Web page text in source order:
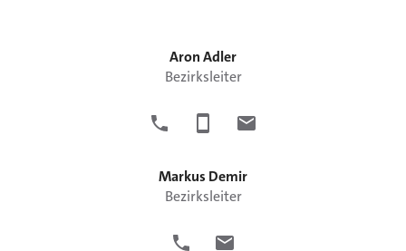
AronAdler
Bezirksleiter
Markus Demir
Bezirksleiter